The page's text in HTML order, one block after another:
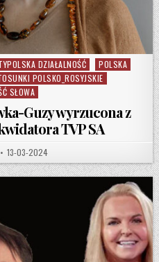
DZIAŁALNOŚĆ
POLSKA
POLSKO_ROSYJSKIE
SŁOWA
Guzy wyrzucona z
TVP SA
PUBLISHED DATE:
13-03-2024